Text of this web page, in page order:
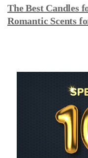
The Best Candles
Romantic Scents